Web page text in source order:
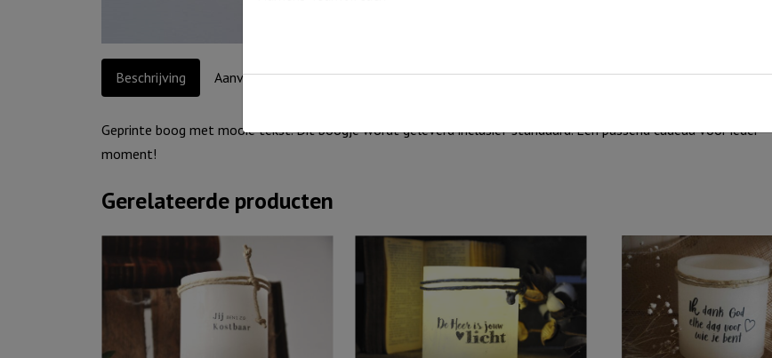
Beschrijving Aanvullende informatie
Geprinte boog met mooie tekst. Dit boogje wordt geleverd inclusief standaard. Een passend cadeau voor ieder
moment!
Gerelateerde producten